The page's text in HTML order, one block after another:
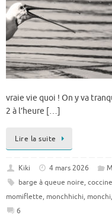
vraie vie quoi ! On y va
2 à l’heure […]
Lire la suite
Kiki 4 mars 2026
barge à queue noire,
momiflette, monchhichi, monchi,
6